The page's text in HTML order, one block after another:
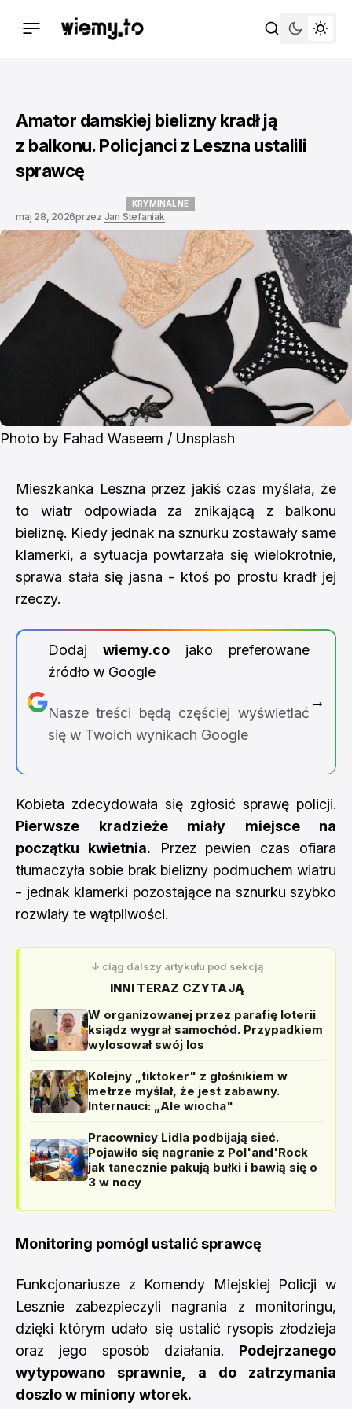
Amator damskiej bielizny kradł ją
z balkonu. Policjanci z Leszna ustalili
sprawcę
KRYMINALNE
maj 28, 2026przez Jan Stefaniak
Photo by Fahad Waseem / Unsplash
Mieszkanka Leszna przez jakiś czas myślała, że
to wiatr odpowiada za znikającą z balkonu
bieliznę. Kiedy jednak na sznurku zostawały same
klamerki, a sytuacja powtarzała się wielokrotnie,
sprawa stała się jasna - ktoś po prostu kradł jej
rzeczy.
Dodaj wiemy.cojako preferowane
źródło w Google
Nasze treści będą częściej wyświetlać
się w Twoich wynikach Google
→
Kobieta zdecydowała się zgłosić sprawę policji.
Pierwsze kradzieże miały miejsce na
początku kwietnia. Przez pewien czas ofiara
tłumaczyła sobie brak bielizny podmuchem wiatru
- jednak klamerki pozostające na sznurku szybko
rozwiały te wątpliwości.
↓ ciąg dalszy artykułu pod sekcją
INNI TERAZ CZYTAJĄ
W organizowanej przez parafię loterii
ksiądz wygrał samochód. Przypadkiem
wylosował swój los
Kolejny „tiktoker" z głośnikiem w
metrze myślał, że jest zabawny.
Internauci: „Ale wiocha"
Pracownicy Lidla podbijają sieć.
Pojawiło się nagranie z Pol'and'Rock
jak tanecznie pakują bułki i bawią się o
3 w nocy
Monitoring pomógł ustalić sprawcę
Funkcjonariusze z Komendy Miejskiej Policji w
Lesznie zabezpieczyli nagrania z monitoringu,
dzięki którym udało się ustalić rysopis złodzieja
oraz jego sposób działania. Podejrzanego
wytypowano sprawnie, a do zatrzymania
doszło w miniony wtorek.